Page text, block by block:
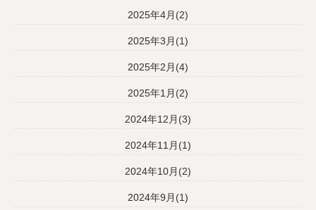
2025年4月(2)
2025年3月(1)
2025年2月(4)
2025年1月(2)
2024年12月(3)
2024年11月(1)
2024年10月(2)
2024年9月(1)